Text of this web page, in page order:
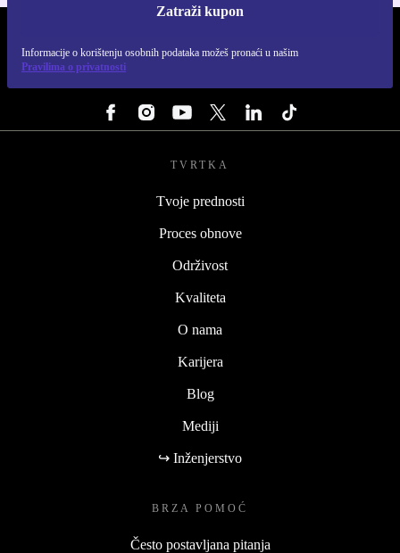
Zatraži kupon
Informacije o korištenju osobnih podataka možeš pronaći u našim
Pravilima o privatnosti
TVRTKA
Tvoje prednosti
Proces obnove
Održivost
Kvaliteta
O nama
Karijera
Blog
Mediji
↪ Inženjerstvo
BRZA POMOĆ
Često postavljana pitanja